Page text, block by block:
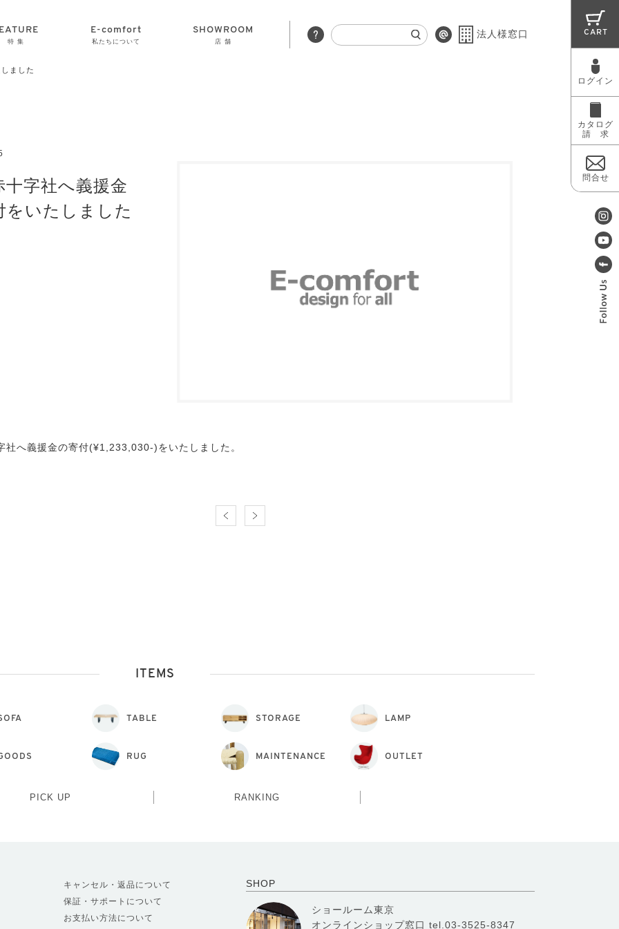
特 集
E-comfort
私たちについて
SHOWROOM
店 舗
法人様窓口 CART
ログイン
カタログ
請 求
問合せ
ました
十字社へ義援金
をいたしました
社へ義援金の寄付(¥1,233,030-)をいたしました。
ITEMS
TABLE STORAGE LAMP
RUG MAINTENANCE OUTLET
PICK UP RANKING
SHOP
ショールーム東京
オンラインショップ窓口 tel.03-3525-8347
キャンセル・返品について
保証・サポートについて
お支払い方法について